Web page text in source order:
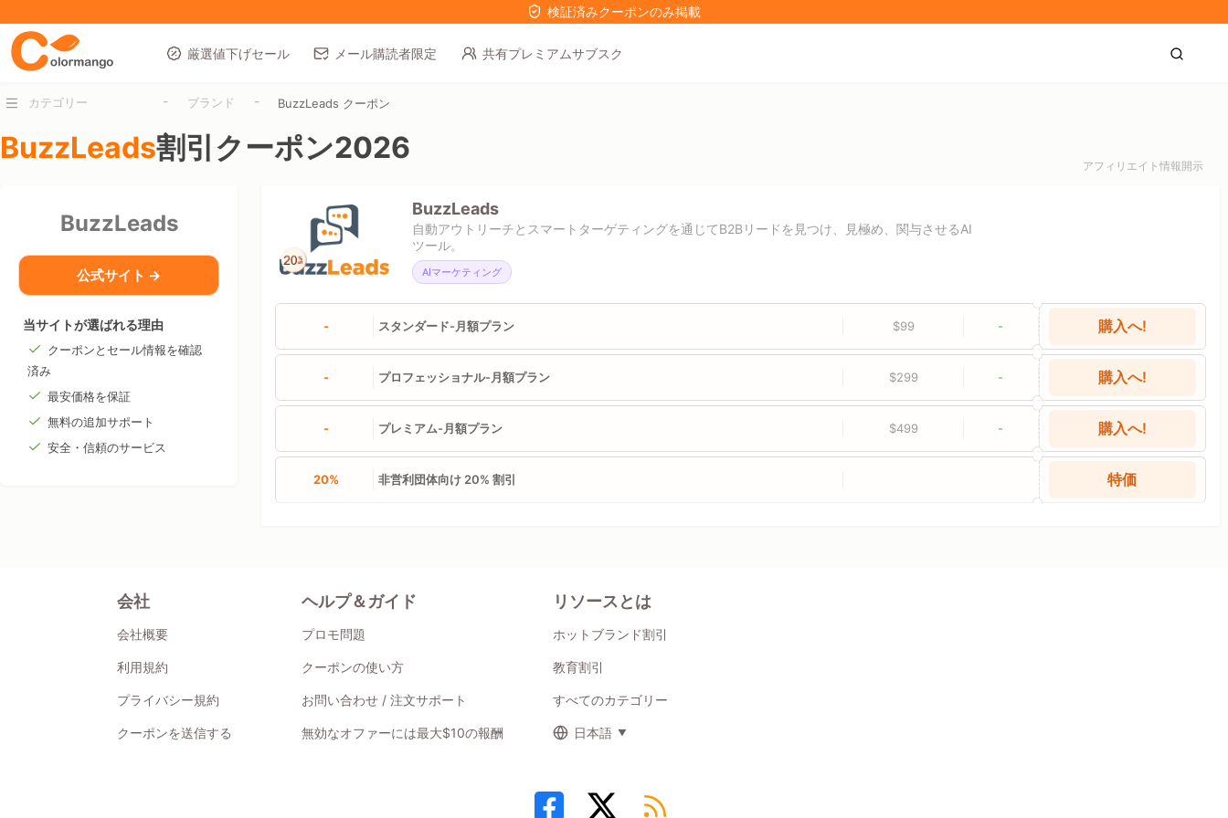
検証済みクーポンのみ掲載
厳選値下げセール メール購読者限定 共有プレミアムサブスク
カテゴリー - ブランド - BuzzLeads クーポン
BuzzLeads割引クーポン2026
アフィリエイト情報開示
BuzzLeads
公式サイト →
当サイトが選ばれる理由
クーポンとセール情報を確認
済み
最安価格を保証
無料の追加サポート
安全・信頼のサービス
BuzzLeads
自動アウトリーチとスマートターゲティングを通じてB2Bリードを見つけ、見極め、関与させるAI
ツール。
AIマーケティング
- スタンダード-月額プラン $99 - 購入へ!
- プロフェッショナル-月額プラン $299 - 購入へ!
- プレミアム-月額プラン $499 - 購入へ!
20% 非営利団体向け 20% 割引 特価
会社
会社概要
利用規約
プライバシー規約
クーポンを送信する
ヘルプ＆ガイド
プロモ問題
クーポンの使い方
お問い合わせ / 注文サポート
無効なオファーには最大$10の報酬
リソースとは
ホットブランド割引
教育割引
すべてのカテゴリー
日本語